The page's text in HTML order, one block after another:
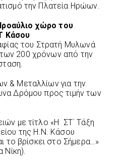
την Πλατεία Ηρώων.
χώρο του
Κάσου
του Στρατή Μυλωνά
των 200 χρόνων από την
& Μεταλλίων για την
Δρόμου προς τιμήν των
με τίτλο «Η ΣΤ΄ Τάξη
της Η.Ν. Κάσου
το βρίσκει στο Σήμερα…»
Νίκη).